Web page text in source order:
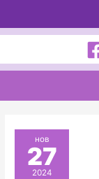
садржај
нов
27
2024